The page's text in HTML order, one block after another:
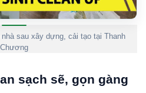
sau xây dựng, cải tạo tại Thanh
Chương
sạch sẽ, gọn gàng